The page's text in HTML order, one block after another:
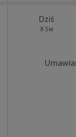
Dziś
8 Sie